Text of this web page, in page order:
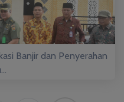
Banjir dan Penyerahan